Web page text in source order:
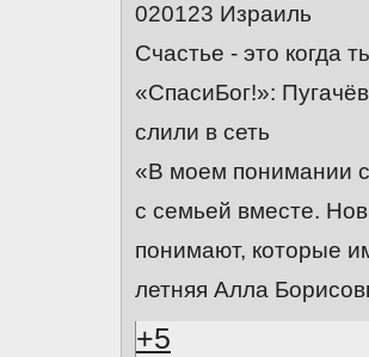
020123 Израиль
Счастье - это когда
«СпасиБог!»:
слили в сеть
«В моем понимании
с семьей вместе.
понимают, которые
летняя Алла
+5